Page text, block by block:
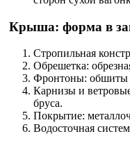
Крыша: форма в
Стропильная
Обрешетка:
Фронтоны: обшиты
Карнизы и
бруса.
Покрытие:
Водосточная